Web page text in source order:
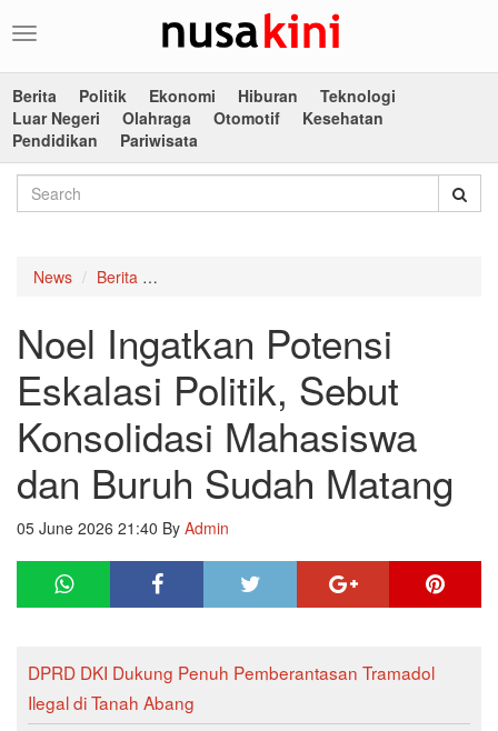
Toggle
Berita
Politik Ekonomi Hiburan
Teknologi
Luar Negeri
Olahraga Otomotif
Kesehatan
Pendidikan
Pariwisata
News Berita
Noel Ingatkan Potensi
Eskalasi Politik, Sebut
Konsolidasi Mahasiswa
dan Buruh Sudah Matang
05 June 2026 21:40 By Admin
DPRD DKI Dukung Penuh Pemberantasan Tramadol
Ilegal di Tanah Abang